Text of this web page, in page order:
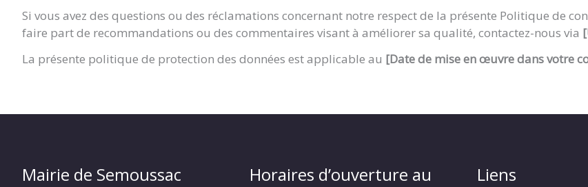
Si vous avez des questions ou des réclamations concernant notre respect de la présente Politique de
faire part de recommandations ou des commentaires visant à améliorer sa qualité, contactez-nous via
La présente politique de protection des données est applicable au [Date de mise en œuvre dans votre
Mairie de Semoussac
Horaires d’ouverture au
Liens